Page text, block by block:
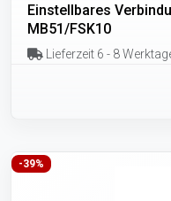
Einstellbares
MB51/FSK10
Lieferzeit 6 - 8
-39%